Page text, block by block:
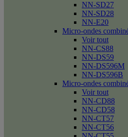
NN-SD27
NN-SD28
NN-E20
Micro-ondes
Voir tout
NN-CS88
NN-DS59
NN-DS596M
NN-DS596B
Micro-ondes
Voir tout
NN-CD88
NN-CD58
NN-CT57
NN-CT56